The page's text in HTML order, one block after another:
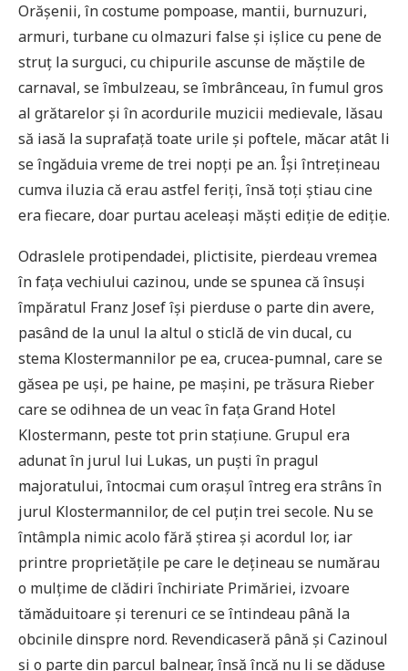
Orășenii, în costume pompoase, mantii, burnuzuri,
armuri, turbane cu olmazuri false și ișlice cu pene de
struț la surguci, cu chipurile ascunse de măștile de
carnaval, se îmbulzeau, se îmbrânceau, în fumul gros
al grătarelor și în acordurile muzicii medievale, lăsau
să iasă la suprafață toate urile și poftele, măcar atât li
se îngăduia vreme de trei nopți pe an. Își întrețineau
cumva iluzia că erau astfel feriți, însă toți știau cine
era fiecare, doar purtau aceleași măști ediție de ediție.
Odraslele protipendadei, plictisite, pierdeau vremea
în fața vechiului cazinou, unde se spunea că însuși
împăratul Franz Josef își pierduse o parte din avere,
pasând de la unul la altul o sticlă de vin ducal, cu
stema Klostermannilor pe ea, crucea-pumnal, care se
găsea pe uși, pe haine, pe mașini, pe trăsura Rieber
care se odihnea de un veac în fața Grand Hotel
Klostermann, peste tot prin stațiune. Grupul era
adunat în jurul lui Lukas, un puști în pragul
majoratului, întocmai cum orașul întreg era strâns în
jurul Klostermannilor, de cel puțin trei secole. Nu se
întâmpla nimic acolo fără știrea și acordul lor, iar
printre proprietățile pe care le dețineau se numărau
o mulțime de clădiri închiriate Primăriei, izvoare
tămăduitoare și terenuri ce se întindeau până la
obcinile dinspre nord. Revendicaseră până și Cazinoul
și o parte din parcul balnear, însă încă nu li se dăduse